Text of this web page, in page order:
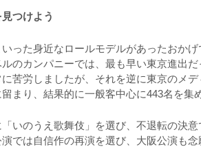
つけよう
った身近なロールモデルがあったおか
のカンパニーでは、最も早い東京進出
苦労しましたが、それを逆に東京のメ
まり、結果的に一般客中心に443名を集
いのうえ歌舞伎」を選び、不退転の決
では自信作の再演を選び、大阪公演も